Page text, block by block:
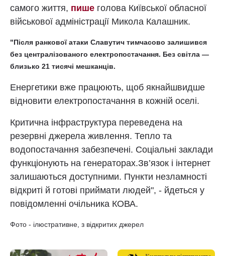
самого життя, пише голова Київської обласної
військової адміністрації Микола Калашник.
"Після ранкової атаки Славутич тимчасово залишився
без централізованого електропостачання. Без світла —
близько 21 тисячі мешканців.
Енергетики вже працюють, щоб якнайшвидше
відновити електропостачання в кожній оселі.
Критична інфраструктура переведена на
резервні джерела живлення. Тепло та
водопостачання забезпечені. Соціальні заклади
функціонують на генераторах.Зв’язок і інтернет
залишаються доступними. Пункти незламності
відкриті й готові приймати людей", - йдеться у
повідомленні очільника КОВА.
Фото - ілюстративне, з відкритих джерел